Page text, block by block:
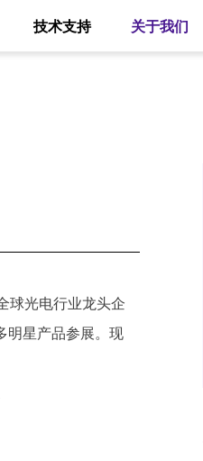
技术支持 关于我们
球光电行业龙头企
明星产品参展。现